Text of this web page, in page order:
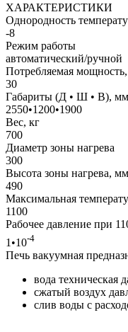
ХАРАКТЕРИСТИКИ
Однородность
-8
Режим работы
автоматический/ручной
Потребляемая
30
Габариты (Д • Ш • В), мм
2550•1200•1900
Вес, кг
700
Диаметр зоны нагрева
300
Высота зоны нагрева, мм
490
Максимальная
1100
Рабочее давление при
1•10-4
Печь вакуумная
вода техническая
сжатый воздух
слив воды с